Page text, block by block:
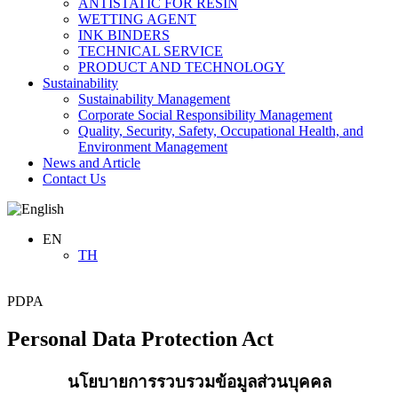
WETTING AGENT
INK BINDERS
TECHNICAL SERVICE
PRODUCT AND TECHNOLOGY
Sustainability
Sustainability Management
Corporate Social Responsibility Management
Quality, Security, Safety, Occupational Health, and
Environment Management
News and Article
Contact Us
EN
TH
PDPA
Personal Data Protection Act
นโยบายการรวบรวมข้อมูลส่วนบุคคล